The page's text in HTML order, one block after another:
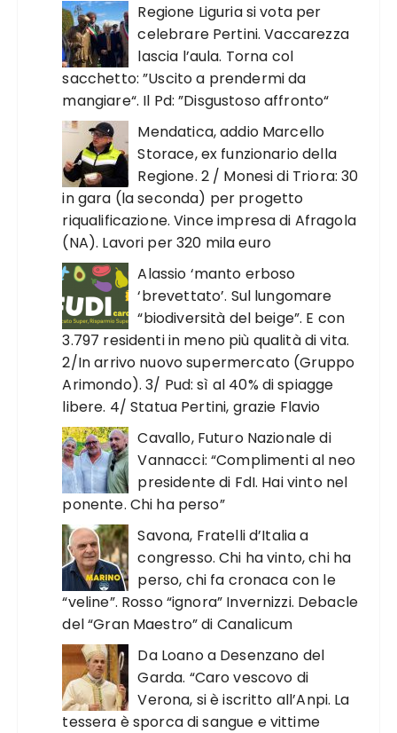
Regione Liguria si vota per
celebrare Pertini. Vaccarezza
lascia l’aula. Torna col
sacchetto: ”Uscito a prendermi da
mangiare“. Il Pd: ”Disgustoso affronto“
Mendatica, addio Marcello
Storace, ex funzionario della
Regione. 2 / Monesi di Triora: 30
in gara (la seconda) per progetto
riqualificazione. Vince impresa di Afragola
(NA). Lavori per 320 mila euro
Alassio ‘manto erboso
‘brevettato’. Sul lungomare
“biodiversità del beige”. E con
3.797 residenti in meno più qualità di vita.
2/In arrivo nuovo supermercato (Gruppo
Arimondo). 3/ Pud: sì al 40% di spiagge
libere. 4/ Statua Pertini, grazie Flavio
Cavallo, Futuro Nazionale di
Vannacci: “Complimenti al neo
presidente di FdI. Hai vinto nel
ponente. Chi ha perso”
Savona, Fratelli d’Italia a
congresso. Chi ha vinto, chi ha
perso, chi fa cronaca con le
“veline”. Rosso “ignora” Invernizzi. Debacle
del “Gran Maestro” di Canalicum
Da Loano a Desenzano del
Garda. “Caro vescovo di
Verona, si è iscritto all’Anpi. La
tessera è sporca di sangue e vittime